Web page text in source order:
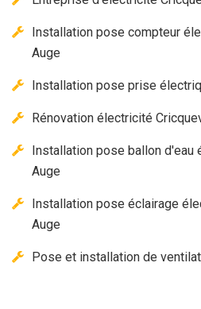
Installation pose compteur
Auge
Installation pose prise
Rénovation électricité
Installation pose ballon d'eau
Auge
Installation pose éclairage
Auge
Pose et installation de